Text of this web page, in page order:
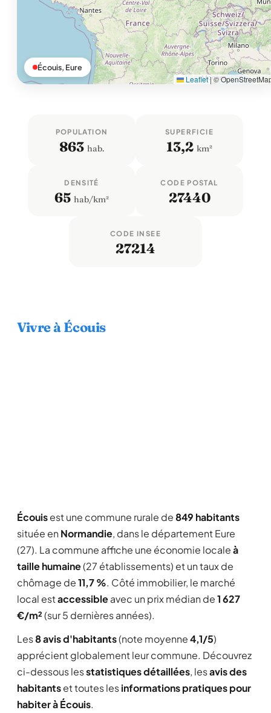
Leaflet|©
Écouis, Eure
POPULATION
863 hab.
SUPERFICIE
13,2 km²
DENSITÉ
65 hab/km²
CODE POSTAL
27440
CODE INSEE
27214
Vivre à Écouis
Écouisest une commune rurale de849 habitants
située en Normandie, dans le département Eure
(27). La commune affiche une économie localeà
taille humaine(27 établissements) et un taux de
chômage de11,7 %. Côté immobilier, le marché
local estaccessibleavec un prix médian de1 627
€/m²(sur 5 dernières années).
Les8 avis d'habitants(note moyenne4,1/5)
apprécient globalement leur commune. Découvrez
ci-dessous lesstatistiques détaillées, lesavis des
habitantset toutes lesinformations pratiques pour
habiter à Écouis.